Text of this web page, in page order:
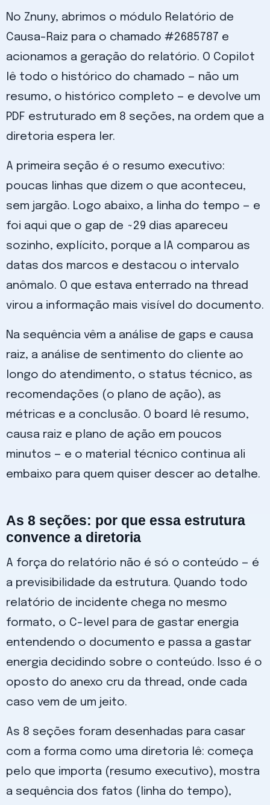
No Znuny, abrimos o módulo Relatório de
Causa-Raiz para o chamado #2685787 e
acionamos a geração do relatório. O Copilot
lê todo o histórico do chamado — não um
resumo, o histórico completo — e devolve um
PDF estruturado em 8 seções, na ordem que a
diretoria espera ler.
A primeira seção é o resumo executivo:
poucas linhas que dizem o que aconteceu,
sem jargão. Logo abaixo, a linha do tempo — e
foi aqui que o gap de ~29 dias apareceu
sozinho, explícito, porque a IA comparou as
datas dos marcos e destacou o intervalo
anômalo. O que estava enterrado na thread
virou a informação mais visível do documento.
Na sequência vêm a análise de gaps e causa
raiz, a análise de sentimento do cliente ao
longo do atendimento, o status técnico, as
recomendações (o plano de ação), as
métricas e a conclusão. O board lê resumo,
causa raiz e plano de ação em poucos
minutos — e o material técnico continua ali
embaixo para quem quiser descer ao detalhe.
As 8 seções: por que essa estrutura
convence a diretoria
A força do relatório não é só o conteúdo — é
a previsibilidade da estrutura. Quando todo
relatório de incidente chega no mesmo
formato, o C-level para de gastar energia
entendendo o documento e passa a gastar
energia decidindo sobre o conteúdo. Isso é o
oposto do anexo cru da thread, onde cada
caso vem de um jeito.
As 8 seções foram desenhadas para casar
com a forma como uma diretoria lê: começa
pelo que importa (resumo executivo), mostra
a sequência dos fatos (linha do tempo),